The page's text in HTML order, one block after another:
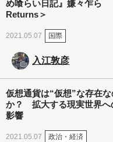
め喰らい日記』嫌々乍ら
Returns＞
2021.05.07 国際
入江敦彦
仮想通貨は“仮想”な存在な
か？ 拡大する現実世界へ
影響
2021.05.07 政治・経済